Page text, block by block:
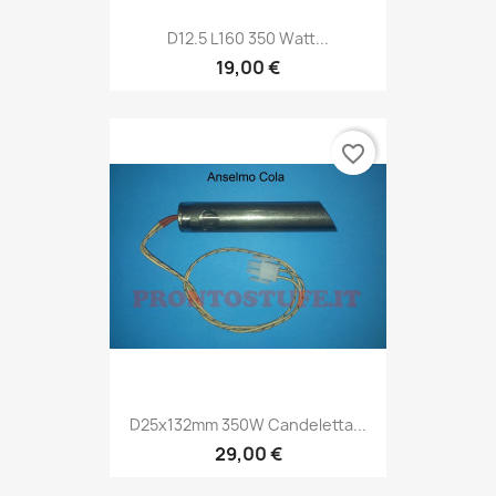
D12.5 L160 350 Watt...
19,00 €
D25x132mm 350W Candeletta...
29,00 €
favorite_border